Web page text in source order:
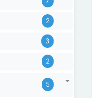
2
3
2
5